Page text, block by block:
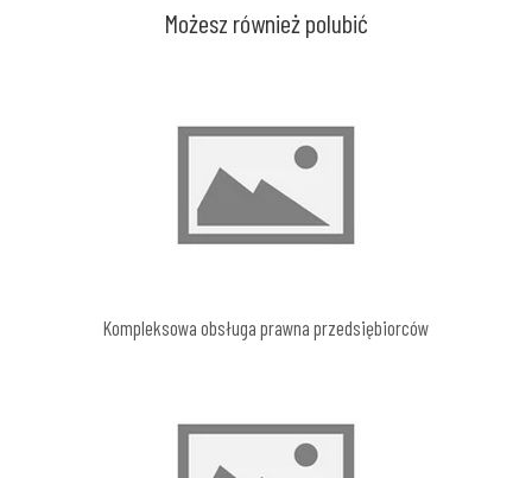
Możesz również polubić
Kompleksowa obsługa prawna przedsiębiorców